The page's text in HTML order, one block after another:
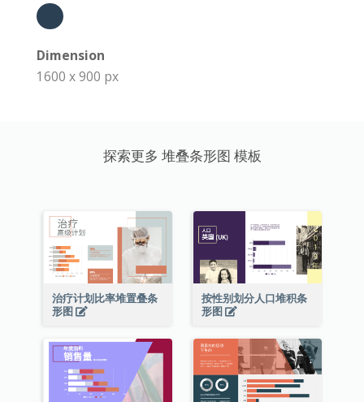
Dimension
1600 x 900 px
探索更多 堆叠条形图 模板
治疗计划比率堆置叠条
形图
按性别划分人口堆积条
形图